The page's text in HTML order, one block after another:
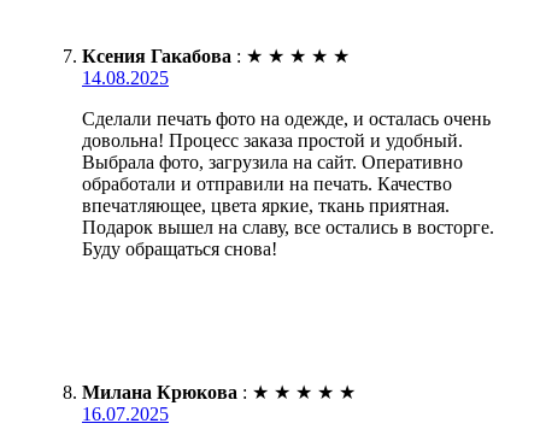
Ксения Гакабова : ★ ★ ★ ★ ★
14.08.2025
Сделали печать фото на одежде, и осталась очень
довольна! Процесс заказа простой и удобный.
Выбрала фото, загрузила на сайт. Оперативно
обработали и отправили на печать. Качество
впечатляющее, цвета яркие, ткань приятная.
Подарок вышел на славу, все остались в восторге.
Буду обращаться снова!
Милана Крюкова : ★ ★ ★ ★ ★
16.07.2025